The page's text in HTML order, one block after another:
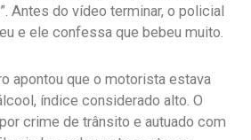
Antes do vídeo terminar, o policial
e ele confessa que bebeu muito.
apontou que o motorista estava
índice considerado alto. O
crime de trânsito e autuado com